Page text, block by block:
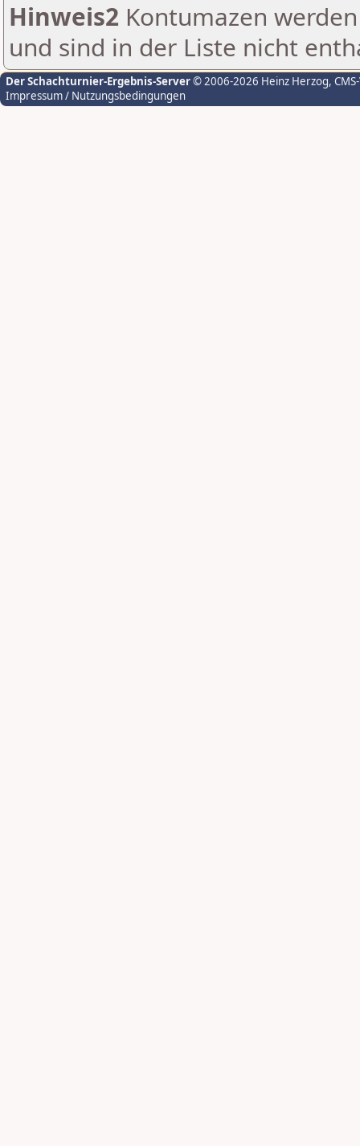
Hinweis2 Kontumazen
und sind in der Liste nicht
Der Schachturnier-Ergebnis-Server© 2006-2026 Heinz Herzog,
Impressum / Nutzungsbedingungen